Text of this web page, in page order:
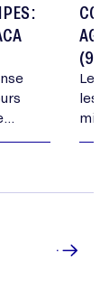
:
(9-
Le
les